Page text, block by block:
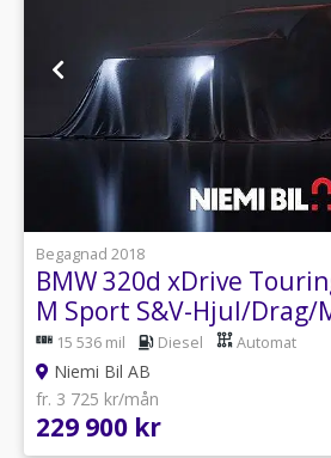
1
Begagnad 2018
BMW 320d xDrive
M Sport S&V-Hjul/Drag/
15 536 mil Diesel Automat
Niemi Bil AB
fr. 3 725 kr/mån
229 900 kr